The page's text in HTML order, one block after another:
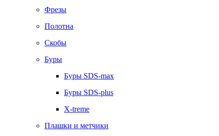
Фрезы
Полотна
Скобы
Буры
Буры SDS-max
Буры SDS-plus
X-treme
Плашки и метчики